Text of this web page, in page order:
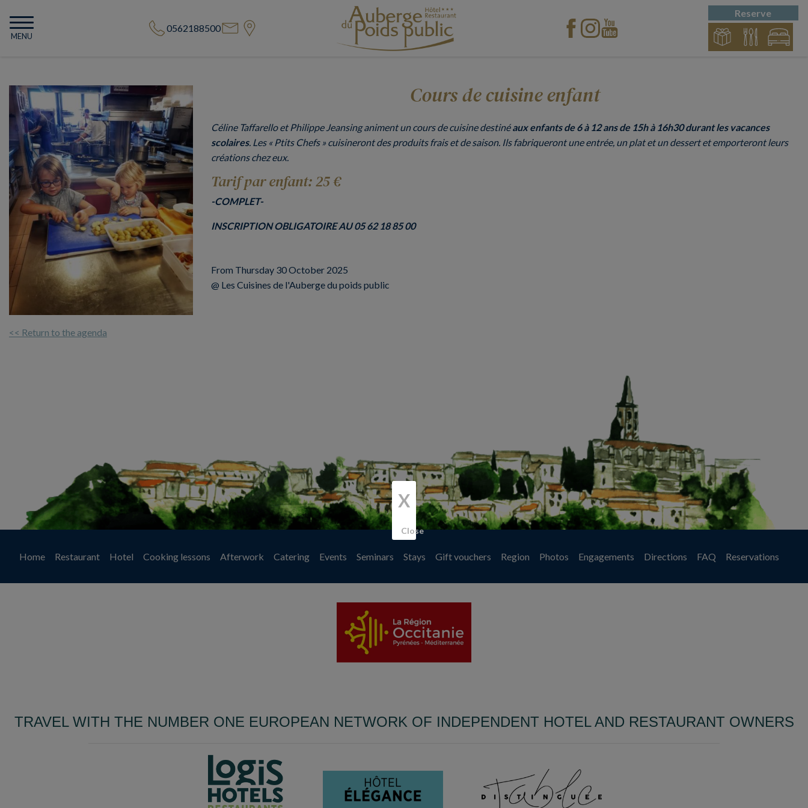
MENU
0562188500
Reserve
Cours de cuisine enfant
Céline Taffarello et Philippe Jeansing animent un cours de cuisine destinéaux enfants de 6 à 12 ans de 15h à 16h30 durant les vacances
scolaires. Les « Ptits Chefs » cuisineront des produits frais et de saison. Ils fabriqueront une entrée, un plat et un dessert et emporteront leurs
créations chez eux.
Tarif par enfant: 25 €
-COMPLET-
INSCRIPTION OBLIGATOIRE AU 05 62 18 85 00
From Thursday 30 October 2025
@ Les Cuisines de l'Auberge du poids public
<< Return to the agenda
Home Restaurant Hotel Cooking lessons Afterwork Catering Events Seminars Stays Gift vouchers Region Photos Engagements Directions FAQ Reservations
TRAVEL WITH THE NUMBER ONE EUROPEAN NETWORK OF INDEPENDENT HOTEL AND RESTAURANT OWNERS
X
Close